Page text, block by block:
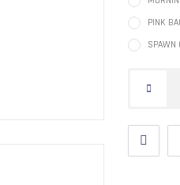
PINK
SPAWN